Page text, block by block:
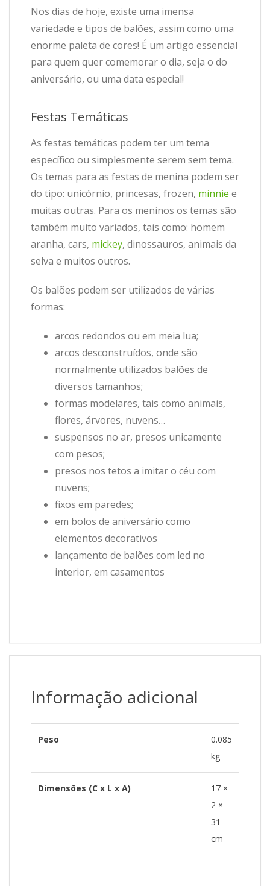
Nos dias de hoje, existe uma imensa
variedade e tipos de balões, assim como uma
enorme paleta de cores! É um artigo essencial
para quem quer comemorar o dia, seja o do
aniversário, ou uma data especial!
Festas Temáticas
As festas temáticas podem ter um tema
específico ou simplesmente serem sem tema.
Os temas para as festas de menina podem ser
do tipo: unicórnio, princesas, frozen, minnie e
muitas outras. Para os meninos os temas são
também muito variados, tais como: homem
aranha, cars, mickey, dinossauros, animais da
selva e muitos outros.
Os balões podem ser utilizados de várias
formas:
arcos redondos ou em meia lua;
arcos desconstruídos, onde são
normalmente utilizados balões de
diversos tamanhos;
formas modelares, tais como animais,
flores, árvores, nuvens…
suspensos no ar, presos unicamente
com pesos;
presos nos tetos a imitar o céu com
nuvens;
fixos em paredes;
em bolos de aniversário como
elementos decorativos
lançamento de balões com led no
interior, em casamentos
Informação adicional
Peso
0.085
kg
Dimensões (C x L x A)
17 ×
2 ×
31
cm